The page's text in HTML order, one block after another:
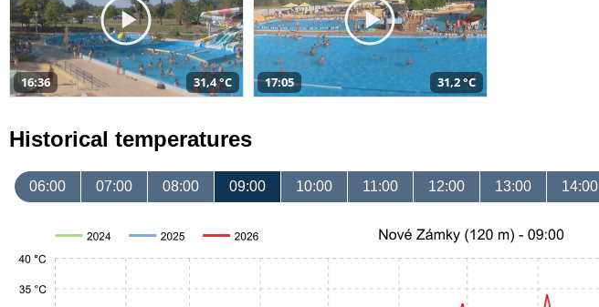
16:36 31,4 °C 17:05 31,2 °C
Historical temperatures
06:00 07:00 08:00 09:00 10:00 11:00 12:00 13:00 14:00